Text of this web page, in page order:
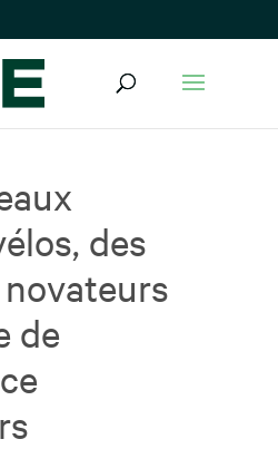
des
de